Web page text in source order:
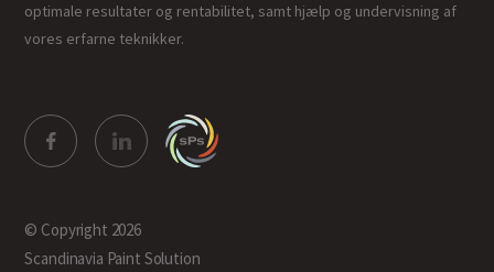
optimale resultater og rentabilitet, samt hjælp og undervisning af
vores erfarne teknikker.
© Copyright 2026
Scandinavia Paint Solution